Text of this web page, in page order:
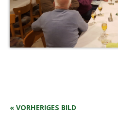
« VORHERIGES BILD